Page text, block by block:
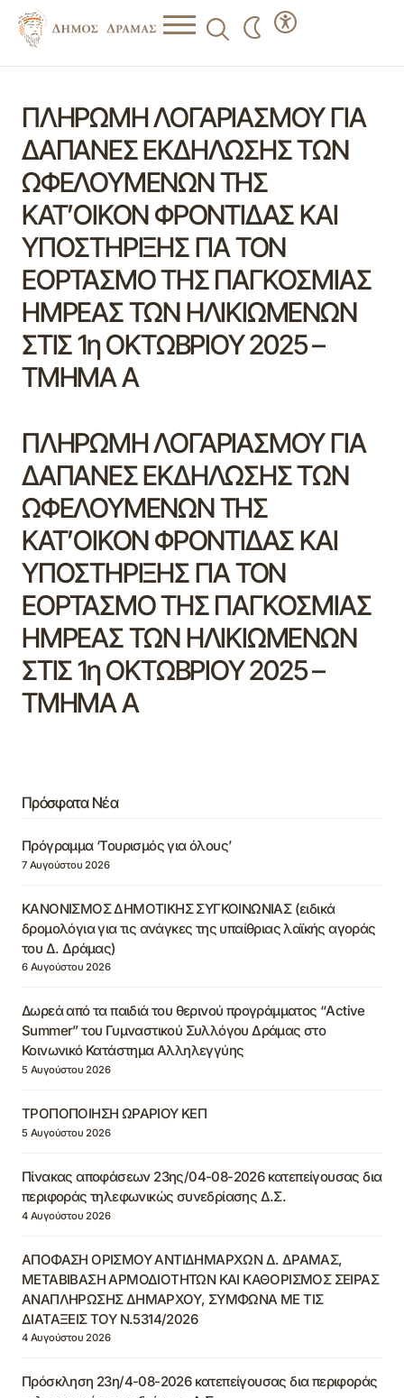
ΠΛΗΡΩΜΗ ΛΟΓΑΡΙΑΣΜΟΥ ΓΙΑ
ΔΑΠΑΝΕΣ ΕΚΔΗΛΩΣΗΣ ΤΩΝ
ΩΦΕΛΟΥΜΕΝΩΝ ΤΗΣ
ΚΑΤ’ΟΙΚΟΝ ΦΡΟΝΤΙΔΑΣ ΚΑΙ
ΥΠΟΣΤΗΡΙΞΗΣ ΓΙΑ ΤΟΝ
ΕΟΡΤΑΣΜΟ ΤΗΣ ΠΑΓΚΟΣΜΙΑΣ
ΗΜΡΕΑΣ ΤΩΝ ΗΛΙΚΙΩΜΕΝΩΝ
ΣΤΙΣ 1η ΟΚΤΩΒΡΙΟΥ 2025 –
ΤΜΗΜΑ Α
ΠΛΗΡΩΜΗ ΛΟΓΑΡΙΑΣΜΟΥ ΓΙΑ
ΔΑΠΑΝΕΣ ΕΚΔΗΛΩΣΗΣ ΤΩΝ
ΩΦΕΛΟΥΜΕΝΩΝ ΤΗΣ
ΚΑΤ’ΟΙΚΟΝ ΦΡΟΝΤΙΔΑΣ ΚΑΙ
ΥΠΟΣΤΗΡΙΞΗΣ ΓΙΑ ΤΟΝ
ΕΟΡΤΑΣΜΟ ΤΗΣ ΠΑΓΚΟΣΜΙΑΣ
ΗΜΡΕΑΣ ΤΩΝ ΗΛΙΚΙΩΜΕΝΩΝ
ΣΤΙΣ 1η ΟΚΤΩΒΡΙΟΥ 2025 –
ΤΜΗΜΑ Α
Πρόσφατα Νέα
Πρόγραμμα ‘Τουρισμός για όλους’
7 Αυγούστου 2026
ΚΑΝΟΝΙΣΜΟΣ ΔΗΜΟΤΙΚΗΣ ΣΥΓΚΟΙΝΩΝΙΑΣ (ειδικά
δρομολόγια για τις ανάγκες της υπαίθριας λαϊκής αγοράς
του Δ. Δράμας)
6 Αυγούστου 2026
Δωρεά από τα παιδιά του θερινού προγράμματος “Active
Summer” του Γυμναστικού Συλλόγου Δράμας στο
Κοινωνικό Κατάστημα Αλληλεγγύης
5 Αυγούστου 2026
ΤΡΟΠΟΠΟΙΗΣΗ ΩΡΑΡΙΟΥ ΚΕΠ
5 Αυγούστου 2026
Πίνακας αποφάσεων 23ης/04-08-2026 κατεπείγουσας δια
περιφοράς τηλεφωνικώς συνεδρίασης Δ.Σ.
4 Αυγούστου 2026
ΑΠΟΦΑΣΗ ΟΡΙΣΜΟΥ ΑΝΤΙΔΗΜΑΡΧΩΝ Δ. ΔΡΑΜΑΣ,
ΜΕΤΑΒΙΒΑΣΗ ΑΡΜΟΔΙΟΤΗΤΩΝ ΚΑΙ ΚΑΘΟΡΙΣΜΟΣ ΣΕΙΡΑΣ
ΑΝΑΠΛΗΡΩΣΗΣ ΔΗΜΑΡΧΟΥ, ΣΥΜΦΩΝΑ ΜΕ ΤΙΣ
ΔΙΑΤΑΞΕΙΣ ΤΟΥ Ν.5314/2026
4 Αυγούστου 2026
Πρόσκληση 23η/4-08-2026 κατεπείγουσας δια περιφοράς